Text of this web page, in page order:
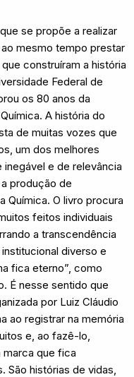
se propõe a realizar
mesmo tempo prestar
construíram a história
Federal de
os 80 anos da
A história do
de muitas vozes que
um dos melhores
inegável e de relevância
produção de
Química. O livro procura
feitos individuais
a transcendência
diverso e
fica eterno”, como
É nesse sentido que
por Luiz Cláudio
ao registrar na memória
e, ao fazê-lo,
marca que fica
São histórias de vidas,